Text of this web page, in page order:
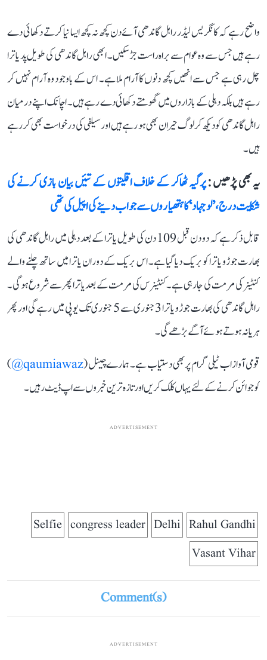
واضح رہے کہ کانگریس لیڈر راہل گاندھی آئے دن کچھ نہ کچھ ایسا نیا کرتے دکھائی دے
رہے ہیں جس سے وہ عوام سے براہ راست جڑ سکیں۔ ابھی راہل گاندھی کی طویل پد یاترا
چل رہی ہے جس سے انھیں کچھ دنوں کا آرام ملا ہے۔ اس کے باوجود وہ آرام نہیں کر
رہے ہیں بلکہ دہلی کے بازاروں میں گھومتے دکھائی دے رہے ہیں۔ اچانک اپنے درمیان
راہل گاندھی کو دیکھ کر لوگ حیران بھی ہو رہے ہیں اور سیلفی کی درخواست بھی کر رہے
ہیں۔
یہ بھی پڑھیں :پرگیہ ٹھاکر کے خلاف اقلیتوں کے تئیں بیان بازی کرنے کی
شکایت درج، ’لو جہاد‘ کا ہتھیاروں سے جواب دینے کی اپیل کی تھی
قابل ذکر ہے کہ دو دن قبل 109 دن کی طویل یاترا کے بعد دہلی میں راہل گاندھی کی
بھارت جوڑو یاترا کو بریک دیا گیا ہے۔ اس بریک کے دوران یاترا میں ساتھ چلنے والے
کنٹینر کی مرمت کی جا رہی ہے۔ کنٹینرس کی مرمت کے بعد یاترا پھر سے شروع ہوگی۔
راہل گاندھی کی بھارت جوڑو یاترا 3 جنوری سے 5 جنوری تک یوپی میں رہے گی اور پھر
ہریانہ ہوتے ہوئے آگے بڑھے گی۔
قومی آواز اب ٹیلی گرام پر بھی دستیاب ہے۔ ہمارے چینل (qaumiawaz@
)
کو جوائن کرنے کے لئے یہاں کلک کریں اور تازہ ترین خبروں سے اپ ڈیٹ رہیں۔
ADVERTISEMENT
Rahul Gandhi
Delhi
congress leader
Selfie
Vasant Vihar
Comment(s)
ADVERTISEMENT